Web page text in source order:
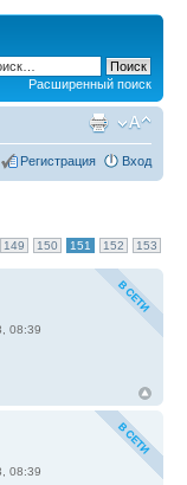
Расширенный поиск
Регистрация Вход
149 150 151 152 153
08:39
08:39